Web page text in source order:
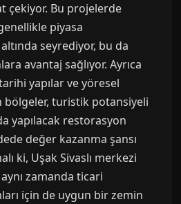
çekiyor. Bu projelerde
piyasa
seyrediyor, bu da
avantaj sağlıyor. Ayrıca
yapılar ve yöresel
turistik potansiyeli
yapılacak restorasyon
değer kazanma şansı
ki, Uşak Sivaslı merkezi
zamanda ticari
için de uygun bir zemin